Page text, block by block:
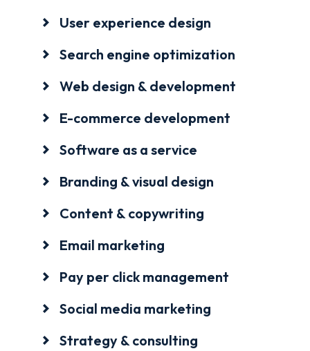
User experience design
Search engine optimization
Web design & development
E-commerce development
Software as a service
Branding & visual design
Content & copywriting
Email marketing
Pay per click management
Social media marketing
Strategy & consulting